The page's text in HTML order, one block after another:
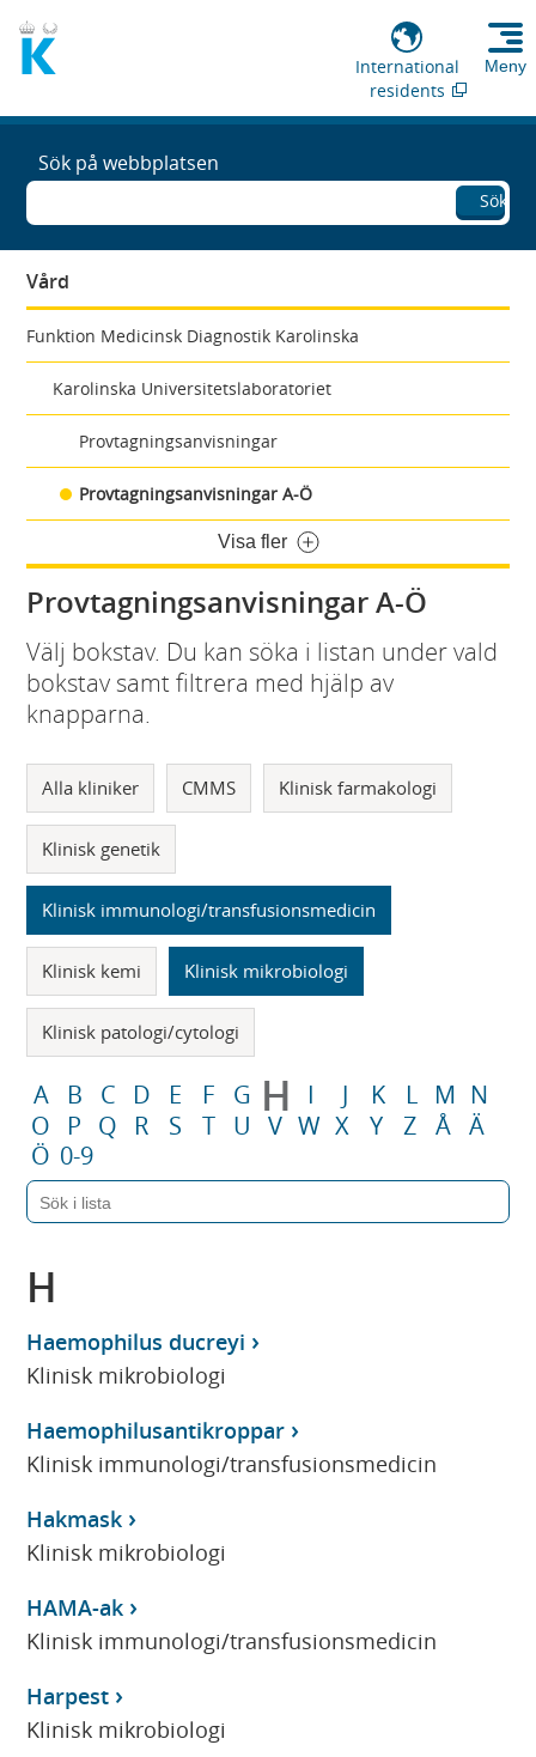
International
residents
Meny
Sök på webbplatsen
Sök
Vård
Funktion Medicinsk Diagnostik Karolinska
Karolinska Universitetslaboratoriet
Provtagningsanvisningar
Provtagningsanvisningar A-Ö
Visa fler
Provtagningsanvisningar A-Ö
Välj bokstav. Du kan söka i listan under vald
bokstav samt filtrera med hjälp av
knapparna.
Alla kliniker CMMS Klinisk farmakologi
Klinisk genetik
Klinisk immunologi/transfusionsmedicin
Klinisk kemi Klinisk mikrobiologi
Klinisk patologi/cytologi
A B C D E F G H I J K L M N
O
P Q R S T U V W X Y Z Å Ä
Ö 0-9
H
Haemophilus ducreyi
Klinisk mikrobiologi
Haemophilusantikroppar
Klinisk immunologi/transfusionsmedicin
Hakmask
Klinisk mikrobiologi
HAMA-ak
Klinisk immunologi/transfusionsmedicin
Harpest
Klinisk mikrobiologi